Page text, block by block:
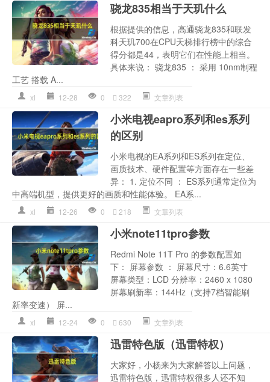
骁龙835相当于天玑什么
根据提供的信息，高通骁龙835和联发
科天玑700在CPU天梯排行榜中的综合
得分都是44，表明它们在性能上相当。
具体来说： 骁龙835 ： 采用 10nm制程
工艺 搭载 A...
xl 12-28 0 322 文章列表
小米电视eapro系列和es系列
的区别
小米电视的EA系列和ES系列在定位、
画质技术、硬件配置等方面存在一些差
异： 1. 定位不同 ： ES系列通常定位为
中高端机型，提供更好的画质和性能体验。 EA系...
xl 12-26 0 218 文章列表
小米note11tpro参数
Redmi Note 11T Pro 的参数配置如
下： 屏幕参数 ： 屏幕尺寸：6.6英寸
屏幕类型：LCD 分辨率：2460 x 1080
屏幕刷新率：144Hz（支持7档智能刷
新率变速） 屏...
xl 12-24 0 630 文章列表
迅雷特色版（迅雷特权）
大家好，小杨来为大家解答以上问题，
迅雷特色版，迅雷特权很多人还不知